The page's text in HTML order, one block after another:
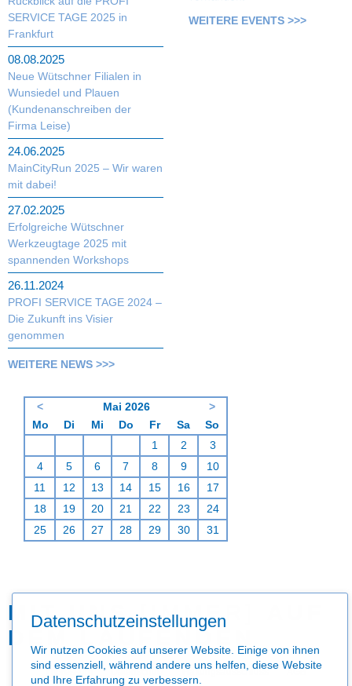
SERVICE TAGE 2025 in
Frankfurt
08.08.2025
Neue Wütschner Filialen in
Wunsiedel und Plauen
(Kundenanschreiben der
Firma Leise)
24.06.2025
MainCityRun 2025 – Wir waren
mit dabei!
27.02.2025
Erfolgreiche Wütschner
Werkzeugtage 2025 mit
spannenden Workshops
26.11.2024
PROFI SERVICE TAGE 2024 –
Die Zukunft ins Visier
genommen
WEITERE NEWS >>>
WEITERE EVENTS >>>
< Mai 2026
>
Montag
Di enstag
Mi ttwoch
Donnerstag
Freitag
Sa mstag
So
1
2
3
4
5 6 7 8 9
10
11
12 13 14 15 16
17
18
19 20 21 22 23
24
25
26 27 28 29 30 31
Datenschutzeinstellungen
Wir nutzen Cookies auf unserer Website. Einige von ihnen
sind essenziell, während andere uns helfen, diese Website
und Ihre Erfahrung zu verbessern.
MIT UNS[IMMER]
DEM LAUFENDEN
Navigation
Impressum Datenschutz Haftungsausschluss AGB